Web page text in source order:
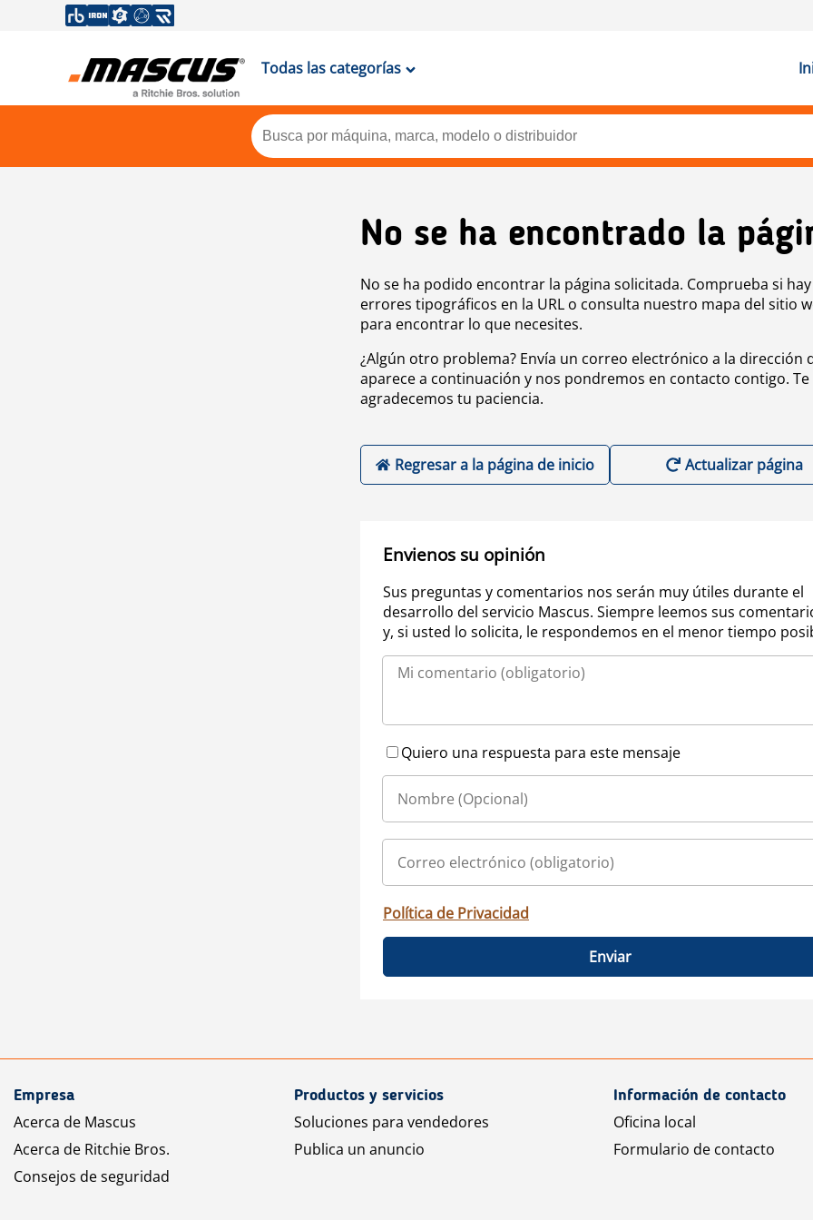
Todas las categorías
No se ha encontrado la
No se ha podido encontrar la página solicitada. Comprueba si hay
errores tipográficos en la URL o consulta nuestro mapa del sitio
para encontrar lo que necesites.
¿Algún otro problema? Envía un correo electrónico a la dirección
aparece a continuación y nos pondremos en contacto contigo. Te
agradecemos tu paciencia.
Regresar a la página de inicio Actualizar página
Envienos su opinión
Sus preguntas y comentarios nos serán muy útiles durante el
desarrollo del servicio Mascus. Siempre leemos sus
y, si usted lo solicita, le respondemos en el menor tiempo
Quiero una respuesta para este mensaje
Política de Privacidad
Enviar
Empresa
Acerca de Mascus
Acerca de Ritchie Bros.
Consejos de seguridad
Productos y servicios
Soluciones para vendedores
Publica un anuncio
Información de contacto
Oficina local
Formulario de contacto